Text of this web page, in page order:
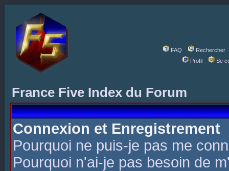
FAQ
Rechercher
Profil
Se
France Five Index du Forum
Connexion et Enregistrement
Pourquoi ne puis-je pas me
Pourquoi n'ai-je pas besoin de